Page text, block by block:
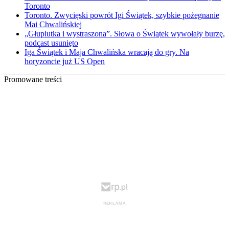
Toronto
Toronto. Zwycięski powrót Igi Świątek, szybkie pożegnanie
Mai Chwalińskiej
„Głupiutka i wystraszona”. Słowa o Świątek wywołały burzę,
podcast usunięto
Iga Świątek i Maja Chwalińska wracają do gry. Na
horyzoncie już US Open
Promowane treści